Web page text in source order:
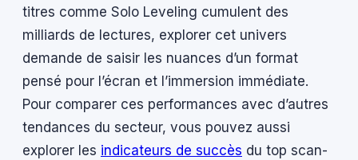
titres comme Solo Leveling cumulent des
milliards de lectures, explorer cet univers
demande de saisir les nuances d’un format
pensé pour l’écran et l’immersion immédiate.
Pour comparer ces performances avec d’autres
tendances du secteur, vous pouvez aussi
explorer les indicateurs de succès du top scan-